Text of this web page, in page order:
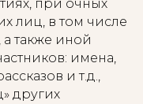
при очных
лиц, в том числе
также иной
имена,
и т.д.,
других